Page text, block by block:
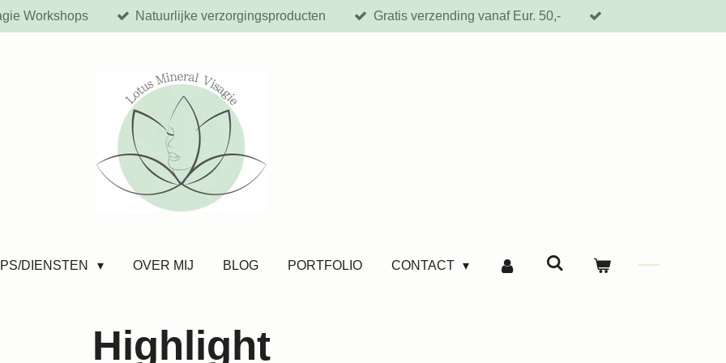
Workshops Natuurlijke verzorgingsproducten Gratis verzending vanaf Eur. 50,-
DIENSTEN OVER MIJ BLOG PORTFOLIO CONTACT
Highlight